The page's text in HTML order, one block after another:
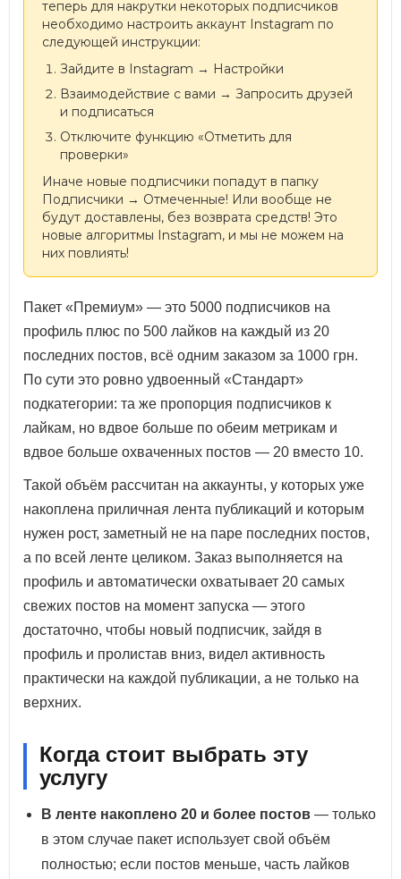
теперь для накрутки некоторых подписчиков
необходимо настроить аккаунт Instagram по
следующей инструкции:
Зайдите в Instagram → Настройки
Взаимодействие с вами → Запросить друзей
и подписаться
Отключите функцию «Отметить для
проверки»
Иначе новые подписчики попадут в папку
Подписчики → Отмеченные! Или вообще не
будут доставлены, без возврата средств! Это
новые алгоритмы Instagram, и мы не можем на
них повлиять!
Пакет «Премиум» — это 5000 подписчиков на
профиль плюс по 500 лайков на каждый из 20
последних постов, всё одним заказом за 1000 грн.
По сути это ровно удвоенный «Стандарт»
подкатегории: та же пропорция подписчиков к
лайкам, но вдвое больше по обеим метрикам и
вдвое больше охваченных постов — 20 вместо 10.
Такой объём рассчитан на аккаунты, у которых уже
накоплена приличная лента публикаций и которым
нужен рост, заметный не на паре последних постов,
а по всей ленте целиком. Заказ выполняется на
профиль и автоматически охватывает 20 самых
свежих постов на момент запуска — этого
достаточно, чтобы новый подписчик, зайдя в
профиль и пролистав вниз, видел активность
практически на каждой публикации, а не только на
верхних.
Когда стоит выбрать эту
услугу
В ленте накоплено 20 и более постов — только
в этом случае пакет использует свой объём
полностью; если постов меньше, часть лайков